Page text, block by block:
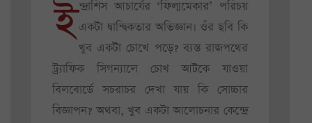
ইন্দ্রাশিস আচার্যের ‘ফিল্মমেকার’ পরিচয়
একটা দ্বান্দ্বিকতার অভিজ্ঞান। ওঁর ছবি কি
খুব একটা চোখে পড়ে? ব্যস্ত রাজপথের
ট্র্যাফিক সিগন্যালে চোখ আটকে যাওয়া
বিলবোর্ডে সচরাচর দেখা যায় কি সোচ্চার
বিজ্ঞাপন? অথবা, খুব একটা আলোচনার কেন্দ্রে